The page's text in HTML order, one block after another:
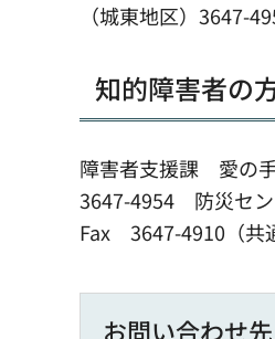
（城東地区）3647-
知的障害者の
障害者支援課 愛の
3647-4954 防災セ
Fax 3647-4910（共
お問い合わせ先